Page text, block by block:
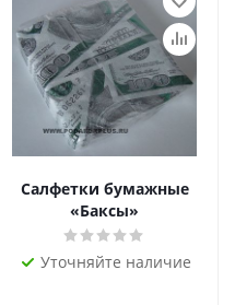
Салфетки бумажные
«Баксы»
Уточняйте наличие